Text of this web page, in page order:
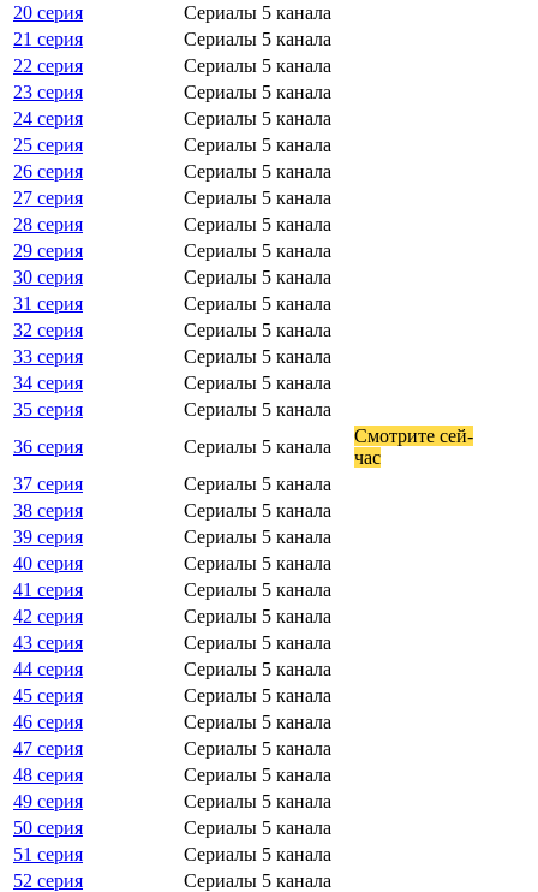
20 серия
Сериалы 5 канала
21 серия
Сериалы 5 канала
22 серия
Сериалы 5 канала
23 серия
Сериалы 5 канала
24 серия
Сериалы 5 канала
25 серия
Сериалы 5 канала
26 серия
Сериалы 5 канала
27 серия
Сериалы 5 канала
28 серия
Сериалы 5 канала
29 серия
Сериалы 5 канала
30 серия
Сериалы 5 канала
31 серия
Сериалы 5 канала
32 серия
Сериалы 5 канала
33 серия
Сериалы 5 канала
34 серия
Сериалы 5 канала
35 серия
Сериалы 5 канала
36 серия
Сериалы 5 канала
Смот­ри­те сей­
час
37 серия
Сериалы 5 канала
38 серия
Сериалы 5 канала
39 серия
Сериалы 5 канала
40 серия
Сериалы 5 канала
41 серия
Сериалы 5 канала
42 серия
Сериалы 5 канала
43 серия
Сериалы 5 канала
44 серия
Сериалы 5 канала
45 серия
Сериалы 5 канала
46 серия
Сериалы 5 канала
47 серия
Сериалы 5 канала
48 серия
Сериалы 5 канала
49 серия
Сериалы 5 канала
50 серия
Сериалы 5 канала
51 серия
Сериалы 5 канала
52 серия
Сериалы 5 канала